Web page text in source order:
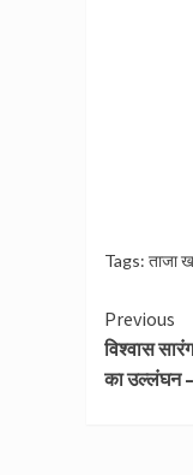
Tags: ताजा
Previous
विश्वास
का उल्लंघन –